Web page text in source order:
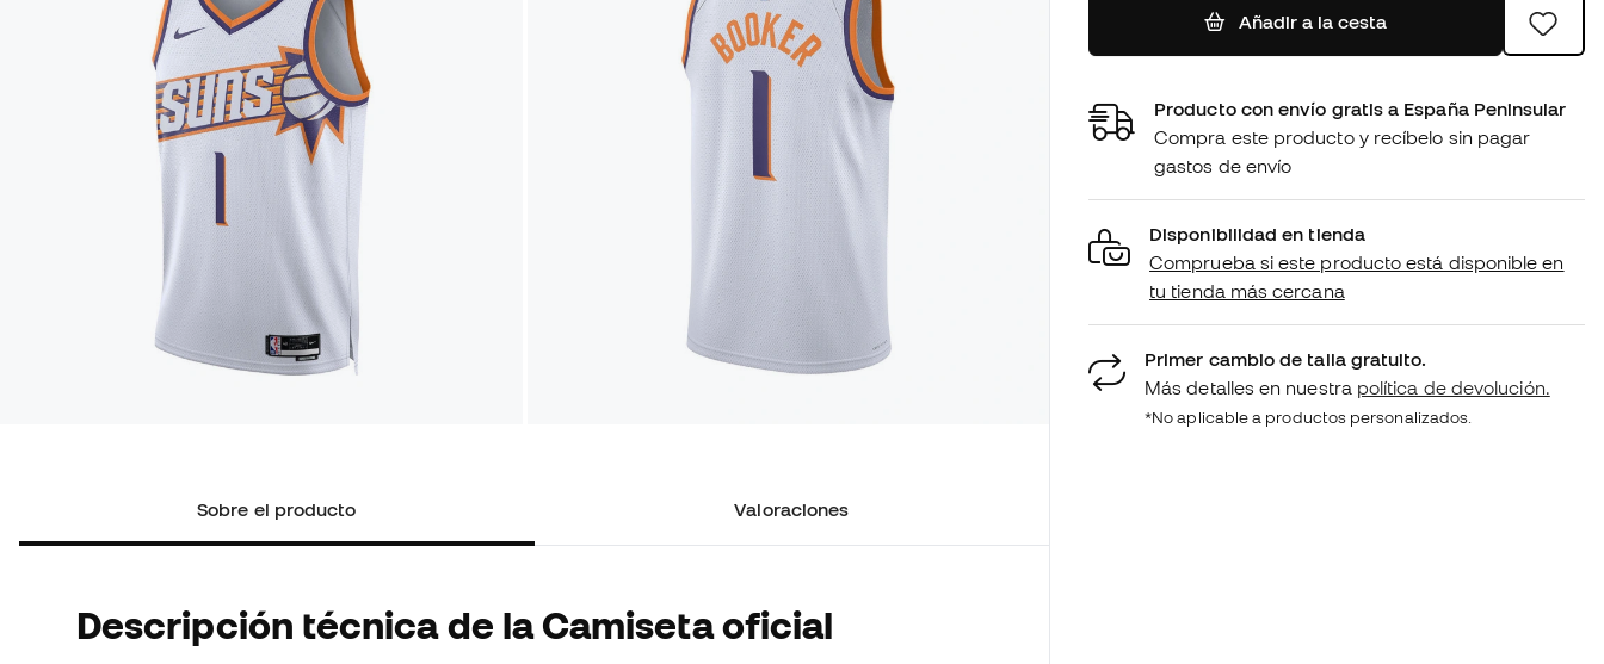
Sobre el producto Valoraciones
Descripción técnica de la Camiseta oficial
Añadir a la cesta
Producto con envío gratis a España Peninsular
Compra este producto y recíbelo sin pagar
gastos de envío
Disponibilidad en tienda
Comprueba si este producto está disponible en
tu tienda más cercana
Primer cambio de talla gratuito.
Más detalles en nuestra política de devolución.
*No aplicable a productos personalizados.